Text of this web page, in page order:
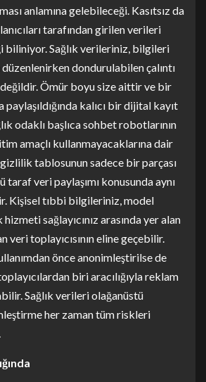
anlamına gelebileceği. Kasıtsız da
tarafından girilen verileri
biliniyor. Sağlık verileriniz, bilgileri
dondurulabilen çalıntı
Ömür boyu size aittir ve bir
kalıcı bir dijital kayıt
odaklı başlıca sohbet robotlarının
amaçlı kullanmayacaklarına dair
tablosunun sadece bir parçası
taraf veri paylaşımı konusunda aynı
Kişisel tıbbi bilgileriniz, model
hizmeti sağlayıcınız arasında yer alan
veri toplayıcısının eline geçebilir.
önce anonimleştirilse de
biri aracılığıyla reklam
Sağlık verileri olağanüstü
her zaman tüm riskleri